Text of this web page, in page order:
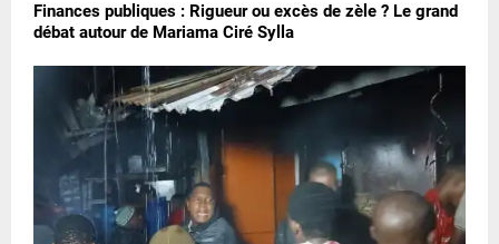
Finances publiques : Rigueur ou excès de zèle ? Le grand
débat autour de Mariama Ciré Sylla